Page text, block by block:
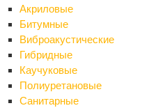
Акриловые
Битумные
Виброакустические
Гибридные
Каучуковые
Полиуретановые
Санитарные
Назад
Теплоизоляция и шумоизоляция
Минеральная вата
Пенополистирольные плиты
Поролон и синтепон
Фасадные и кровельные пленки
Древесно-плитные материалы